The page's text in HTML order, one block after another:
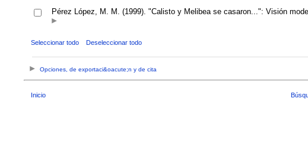
Pérez López, M. M. (1999). "Calisto y Melibea se casaron...": Visión
Seleccionar todo Deseleccionar todo
Opciones, de exportaci&oacute;n y de cita
Inicio